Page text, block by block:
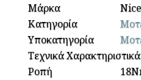
Μάρκα
Nice
Κατηγορία
Υποκατηγορία
Τεχνικά Χαρακτηριστικά
Ροπή